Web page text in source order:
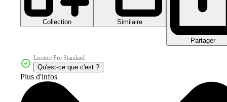
Collection Similaire
Partager
Licence Pro Standard
Qu'est-ce que c'est ?
Plus d'infos